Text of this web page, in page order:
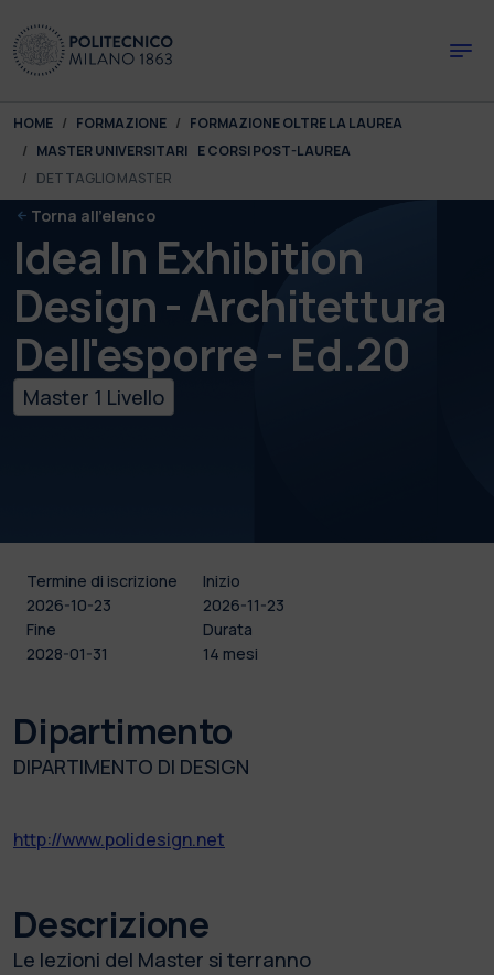
You are here:
HOME FORMAZIONE
FORMAZIONE OLTRE LA LAUREA
MASTER UNIVERSITARI E CORSI POST-LAUREA
DETTAGLIO MASTER
Torna all'elenco
Idea In Exhibition
Design - Architettura
Dell'esporre - Ed.20
Master 1 Livello
Termine di iscrizione
2026-10-23
Inizio
2026-11-23
Fine
2028-01-31
Durata
14 mesi
Dipartimento
DIPARTIMENTO DI DESIGN
http://www.polidesign.net
Descrizione
Le lezioni del Master si terranno